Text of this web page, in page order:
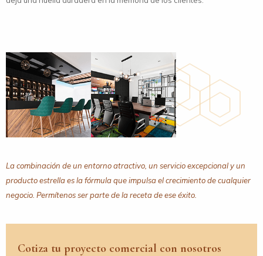
La combinación de un entorno atractivo, un servicio excepcional y un
producto estrella es la fórmula que impulsa el crecimiento de cualquier
negocio. Permítenos ser parte de la receta de ese éxito.
Cotiza tu proyecto comercial con nosotros